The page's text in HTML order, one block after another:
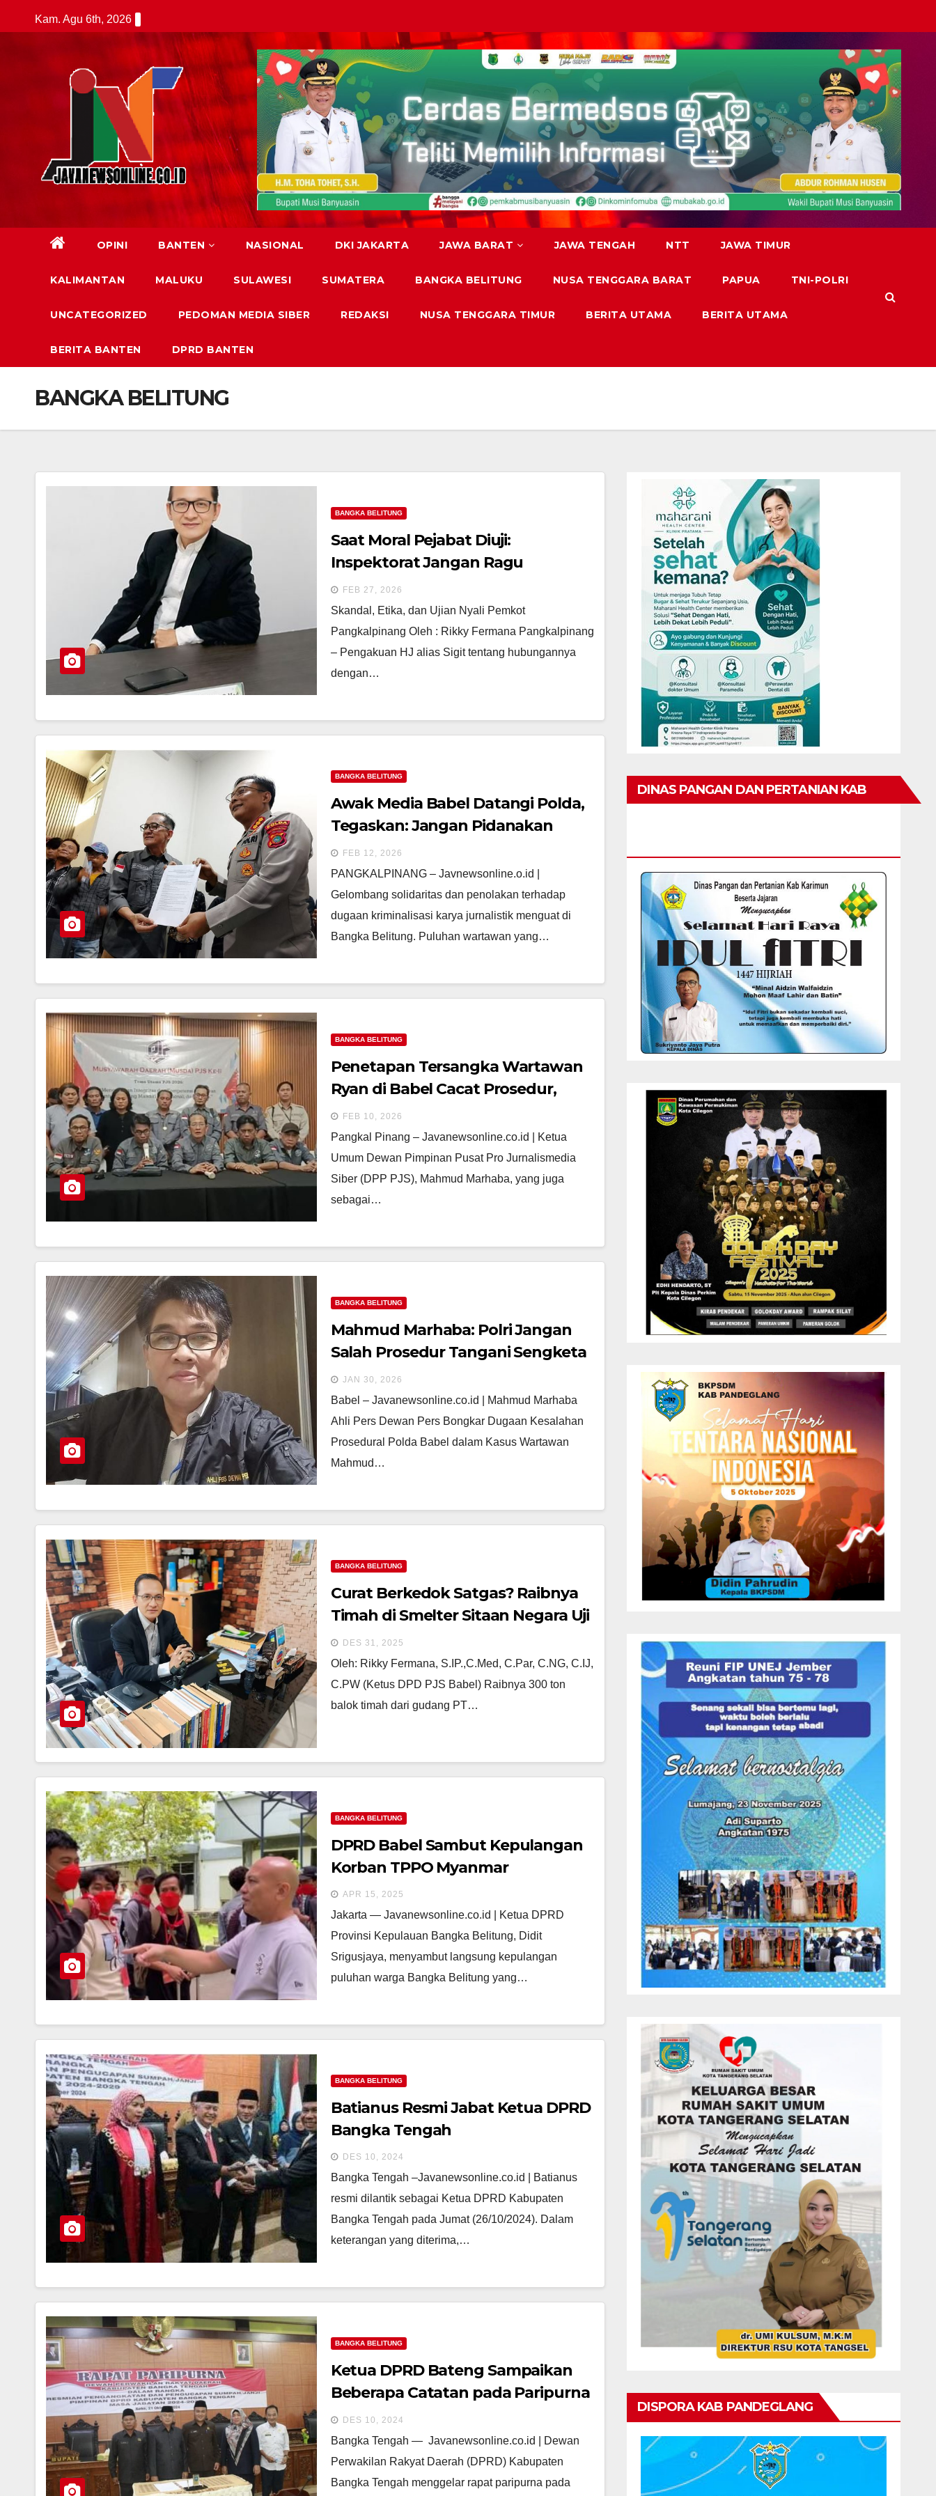
to
Kam. Agu 6th, 2026
OPINI BANTEN NASIONAL DKI JAKARTA JAWA BARAT JAWA TENGAH NTT JAWA TIMUR
KALIMANTAN MALUKU SULAWESI SUMATERA BANGKA BELITUNG NUSA TENGGARA BARAT PAPUA TNI-POLRI
UNCATEGORIZED PEDOMAN MEDIA SIBER REDAKSI NUSA TENGGARA TIMUR BERITA UTAMA BERITA UTAMA
BERITA BANTEN DPRD BANTEN
BANGKA BELITUNG
BANGKA BELITUNG
Saat Moral Pejabat Diuji:
Inspektorat Jangan Ragu
Bertindak (Opini)
FEB 27, 2026
Skandal, Etika, dan Ujian Nyali Pemkot
Pangkalpinang Oleh : Rikky Fermana Pangkalpinang
– Pengakuan HJ alias Sigit tentang hubungannya
dengan…
BANGKA BELITUNG
Awak Media Babel Datangi Polda,
Tegaskan: Jangan Pidanakan
Karya Jurnalistik
FEB 12, 2026
PANGKALPINANG – Javnewsonline.o.id |
Gelombang solidaritas dan penolakan terhadap
dugaan kriminalisasi karya jurnalistik menguat di
Bangka Belitung. Puluhan wartawan yang…
BANGKA BELITUNG
Penetapan Tersangka Wartawan
Ryan di Babel Cacat Prosedur,
Hentikan Kriminalisasi Pers!
FEB 10, 2026
Pangkal Pinang – Javanewsonline.co.id | Ketua
Umum Dewan Pimpinan Pusat Pro Jurnalismedia
Siber (DPP PJS), Mahmud Marhaba, yang juga
sebagai…
BANGKA BELITUNG
Mahmud Marhaba: Polri Jangan
Salah Prosedur Tangani Sengketa
Jurnalistik di Bangka Belitung
JAN 30, 2026
Babel – Javanewsonline.co.id | Mahmud Marhaba
Ahli Pers Dewan Pers Bongkar Dugaan Kesalahan
Prosedural Polda Babel dalam Kasus Wartawan
Mahmud…
BANGKA BELITUNG
Curat Berkedok Satgas? Raibnya
Timah di Smelter Sitaan Negara Uji
Nyali Negara Menegakkan Hukum
DES 31, 2025
Oleh: Rikky Fermana, S.IP.,C.Med, C.Par, C.NG, C.IJ,
C.PW (Ketus DPD PJS Babel) Raibnya 300 ton
balok timah dari gudang PT…
BANGKA BELITUNG
DPRD Babel Sambut Kepulangan
Korban TPPO Myanmar
APR 15, 2025
Jakarta — Javanewsonline.co.id | Ketua DPRD
Provinsi Kepulauan Bangka Belitung, Didit
Srigusjaya, menyambut langsung kepulangan
puluhan warga Bangka Belitung yang…
BANGKA BELITUNG
Batianus Resmi Jabat Ketua DPRD
Bangka Tengah
DES 10, 2024
Bangka Tengah –Javanewsonline.co.id | Batianus
resmi dilantik sebagai Ketua DPRD Kabupaten
Bangka Tengah pada Jumat (26/10/2024). Dalam
keterangan yang diterima,…
BANGKA BELITUNG
Ketua DPRD Bateng Sampaikan
Beberapa Catatan pada Paripurna
Raperda APBD 2025
DES 10, 2024
Bangka Tengah — Javanewsonline.co.id | Dewan
Perwakilan Rakyat Daerah (DPRD) Kabupaten
Bangka Tengah menggelar rapat paripurna pada
DINAS PANGAN DAN PERTANIAN KAB
DISPORA KAB PANDEGLANG